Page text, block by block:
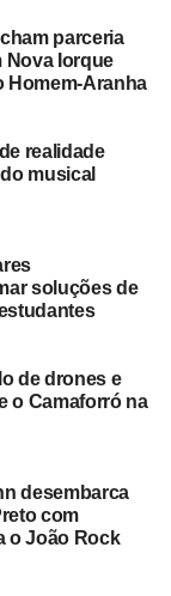
sem
e Canadá
do setor.
mais
o torneio
do
B2B,
grande porte
marcas já
do Mundo de
2030,
parceria
Nova Iorque
Homem-Aranha
realidade
musical
soluções de
de drones e
o Camaforró na
desembarca
com
o João Rock